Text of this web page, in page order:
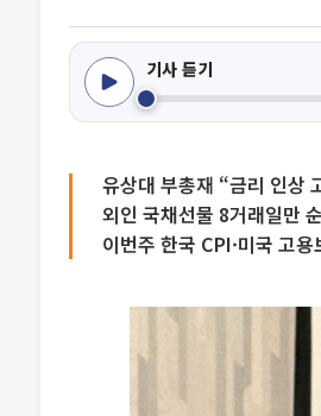
기사 듣기
유상대 부총재 “금리 인상
외인 국채선물 8거래일만
이번주 한국 CPI·미국 고